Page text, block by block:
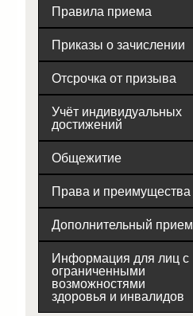
Правила приема
Приказы о зачислении
Отсрочка от призыва
Учёт индивидуальных
достижений
Общежитие
Права и преимущества
Дополнительный прием
Информация для лиц с
ограниченными
возможностями
здоровья и инвалидов